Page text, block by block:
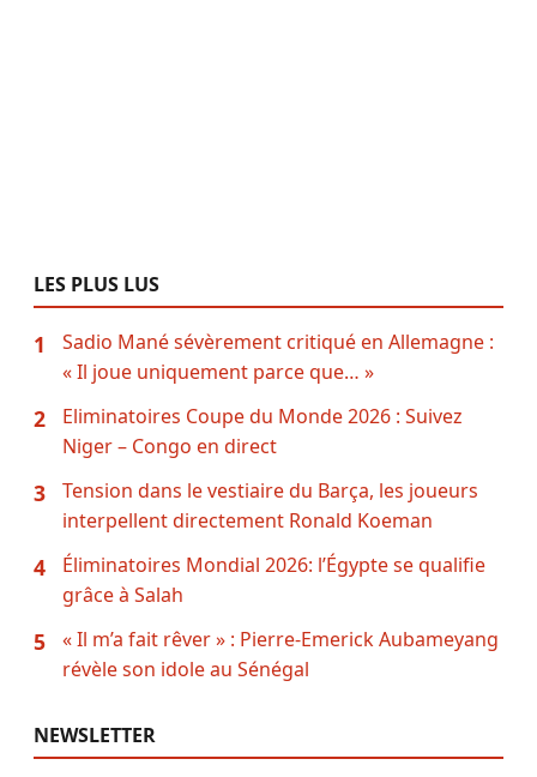
LES PLUS LUS
1
Sadio Mané sévèrement critiqué en Allemagne :
« Il joue uniquement parce que… »
2
Eliminatoires Coupe du Monde 2026 : Suivez
Niger – Congo en direct
3
Tension dans le vestiaire du Barça, les joueurs
interpellent directement Ronald Koeman
4
Éliminatoires Mondial 2026: l’Égypte se qualifie
grâce à Salah
5
« Il m’a fait rêver » : Pierre-Emerick Aubameyang
révèle son idole au Sénégal
NEWSLETTER